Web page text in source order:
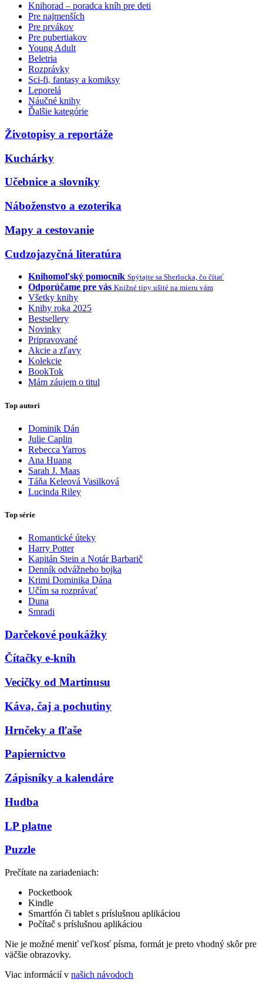
Knihorad – poradca kníh pre deti
Pre najmenších
Pre prvákov
Pre pubertiakov
Young Adult
Beletria
Rozprávky
Sci-fi, fantasy a komiksy
Leporelá
Náučné knihy
Ďalšie kategórie
Životopisy a reportáže
Kuchárky
Učebnice a slovníky
Náboženstvo a ezoterika
Mapy a cestovanie
Cudzojazyčná literatúra
Knihomoľský pomocník Spýtajte sa Sherlocka, čo čítať
Odporúčame pre vás Knižné tipy ušité na mieru vám
Všetky knihy
Knihy roka 2025
Bestsellery
Novinky
Pripravované
Akcie a zľavy
Kolekcie
BookTok
Mám záujem o titul
Top autori
Dominik Dán
Julie Caplin
Rebecca Yarros
Ana Huang
Sarah J. Maas
Táňa Keleová Vasilková
Lucinda Riley
Top série
Romantické úteky
Harry Potter
Kapitán Stein a Notár Barbarič
Denník odvážneho bojka
Krimi Dominika Dána
Učím sa rozprávať
Duna
Smradi
Darčekové poukážky
Čítačky e-kníh
Vecičky od Martinusu
Káva, čaj a pochutiny
Hrnčeky a fľaše
Papiernictvo
Zápisníky a kalendáre
Hudba
LP platne
Puzzle
Prečítate na zariadeniach:
Pocketbook
Kindle
Smartfón či tablet s príslušnou aplikáciou
Počítač s príslušnou aplikáciou
Nie je možné meniť veľkosť písma, formát je preto vhodný skôr pre
väčšie obrazovky.
Viac informácií v našich návodoch